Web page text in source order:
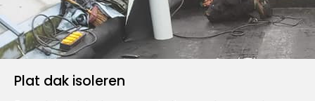
Plat dak isoleren